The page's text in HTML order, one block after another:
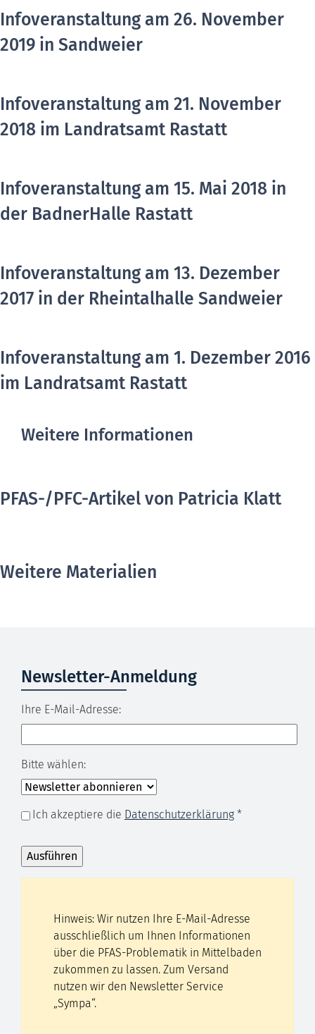
Infoveranstaltung am 26. November
2019 in Sandweier
Infoveranstaltung am 21. November
2018 im Landratsamt Rastatt
Infoveranstaltung am 15. Mai 2018 in
der BadnerHalle Rastatt
Infoveranstaltung am 13. Dezember
2017 in der Rheintalhalle Sandweier
Infoveranstaltung am 1. Dezember 2016
im Landratsamt Rastatt
Weitere Informationen
PFAS-/PFC-Artikel von Patricia Klatt
Weitere Materialien
Newsletter-Anmeldung
Ihre E-Mail-Adresse:
Bitte wählen:
Ich akzeptiere die Datenschutzerklärung *
Hinweis: Wir nutzen Ihre E-Mail-Adresse
ausschließlich um Ihnen Informationen
über die PFAS-Problematik in Mittelbaden
zukommen zu lassen. Zum Versand
nutzen wir den Newsletter Service
„Sympa“.